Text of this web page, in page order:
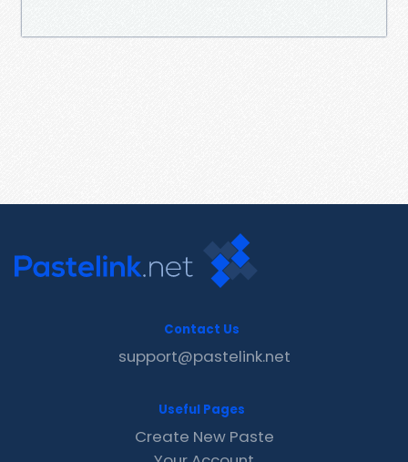
Contact Us
support@pastelink.net
Useful Pages
Create New Paste